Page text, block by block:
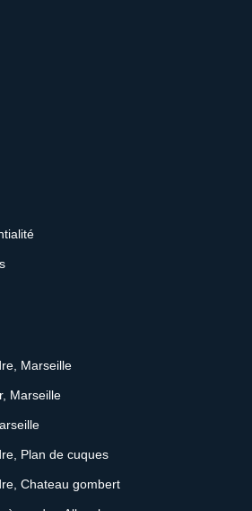
Marseille
Marseille
Plan de cuques
Chateau gombert